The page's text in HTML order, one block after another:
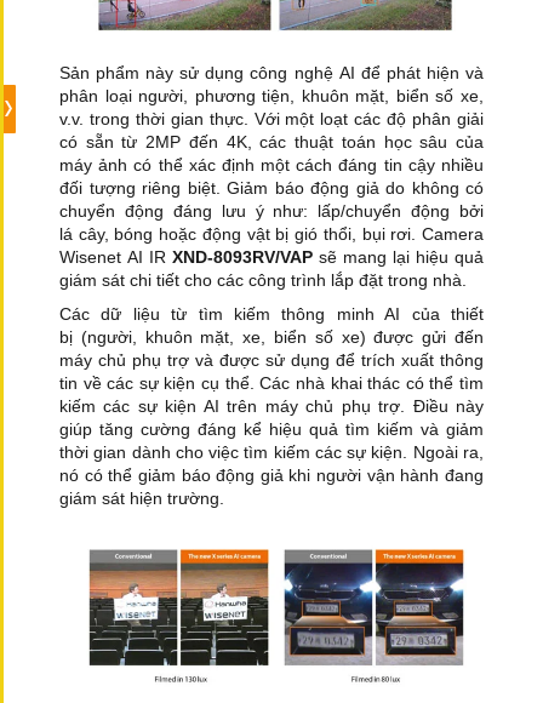
Sản phẩm này sử dụng công nghệ AI để phát hiện và
phân loại người, phương tiện, khuôn mặt, biển số xe,
v.v. trong thời gian thực. Với một loạt các độ phân giải
có sẵn từ 2MP đến 4K, các thuật toán học sâu của
máy ảnh có thể xác định một cách đáng tin cậy nhiều
đối tượng riêng biệt. Giảm báo động giả do không có
chuyển động đáng lưu ý như: lấp/chuyển động bởi
lá cây, bóng hoặc động vật bị gió thổi, bụi rơi. Camera
Wisenet AI IR XND-8093RV/VAP sẽ mang lại hiệu quả
giám sát chi tiết cho các công trình lắp đặt trong nhà.
Các dữ liệu từ tìm kiếm thông minh AI của thiết
bị (người, khuôn mặt, xe, biển số xe) được gửi đến
máy chủ phụ trợ và được sử dụng để trích xuất thông
tin về các sự kiện cụ thể. Các nhà khai thác có thể tìm
kiếm các sự kiện AI trên máy chủ phụ trợ. Điều này
giúp tăng cường đáng kể hiệu quả tìm kiếm và giảm
thời gian dành cho việc tìm kiếm các sự kiện. Ngoài ra,
nó có thể giảm báo động giả khi người vận hành đang
giám sát hiện trường.